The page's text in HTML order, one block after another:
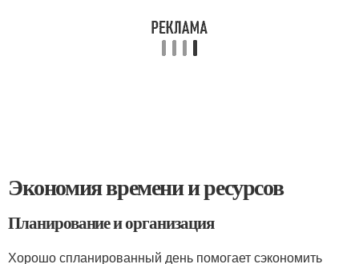
Экономия времени и ресурсов
Планирование и организация
Хорошо спланированный день помогает сэкономить